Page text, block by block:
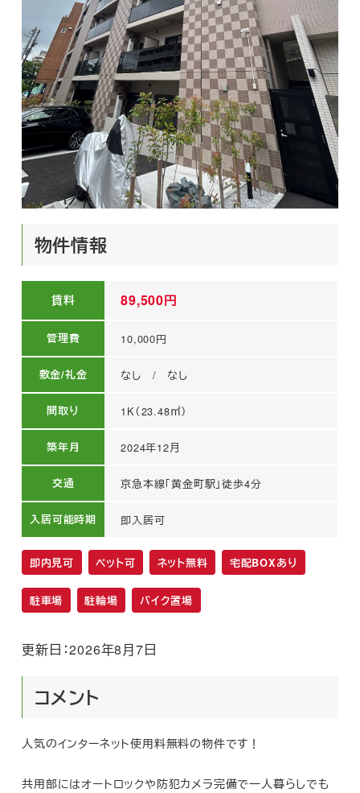
物件情報
賃料 89,500円
管理費 10,000円
敷金/礼金 なし　/　なし
間取り 1K（23.48㎡）
築年月 2024年12月
交通 京急本線「黄金町駅」徒歩4分
入居可能時期 即入居可
即内見可 ペット可 ネット無料 宅配BOXあり
駐車場 駐輪場 バイク置場
更新日：2026年8月7日
コメント
人気のインターネット使用料無料の物件です！
共用部にはオートロックや防犯カメラ完備で一人暮らしでも